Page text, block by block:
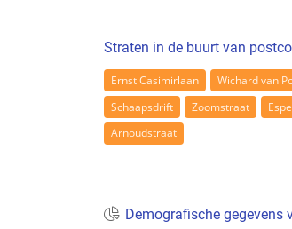
Straten in de buurt van
Ernst Casimirlaan Wichard van
Schaapsdrift
Zoomstraat
Arnoudstraat
Demografische gegevens